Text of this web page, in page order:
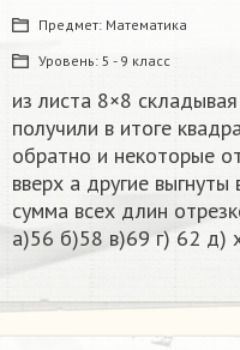
Предмет: Математика
Уровень: 5 - 9 класс
из листа 8×8
получили в итоге
обратно и некоторые
вверх а другие выгнуты
сумма всех длин
а)56 б)58 в)69 г) 62 д)